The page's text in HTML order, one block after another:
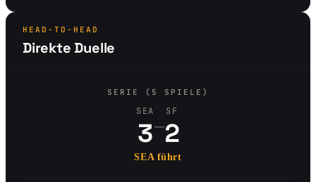
HEAD-TO-HEAD
Direkte Duelle
SERIE (5 SPIELE)
SEA
3–
SF
2
SEA führt